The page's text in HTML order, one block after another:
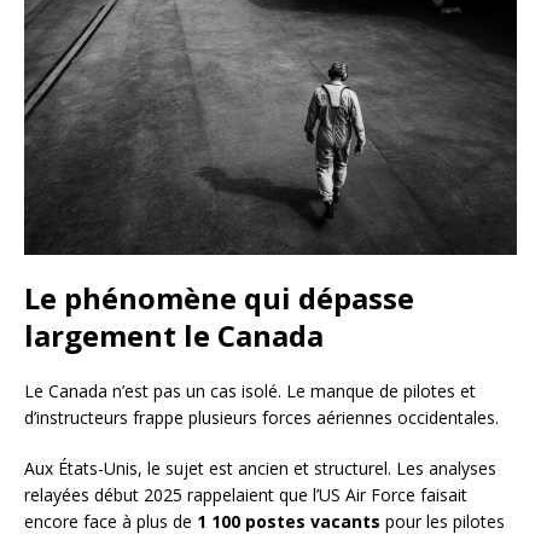
Le phénomène qui dépasse
largement le Canada
Le Canada n’est pas un cas isolé. Le manque de pilotes et
d’instructeurs frappe plusieurs forces aériennes occidentales.
Aux États-Unis, le sujet est ancien et structurel. Les analyses
relayées début 2025 rappelaient que l’US Air Force faisait
encore face à plus de 1 100 postes vacants pour les pilotes